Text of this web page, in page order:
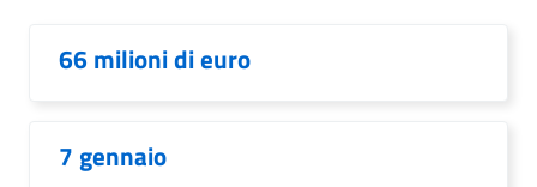
66 milioni di euro
7 gennaio